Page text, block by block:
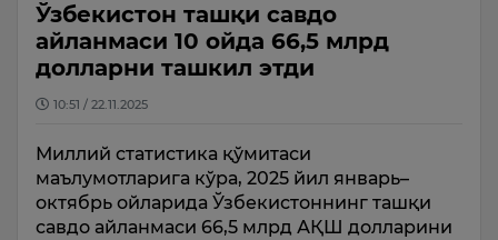
Ўзбекистон ташқи савдо
айланмаси 10 ойда 66,5 млрд
долларни ташкил этди
10:51 / 22.11.2025
Миллий статистика қўмитаси
маълумотларига кўра, 2025 йил январь–
октябрь ойларида Ўзбекистоннинг ташқи
савдо айланмаси 66,5 млрд АҚШ долларини